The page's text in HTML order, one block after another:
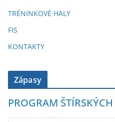
TRÉNINKOVÉ HALY
FIS
KONTAKTY
Zápasy
PROGRAM ŠTÍRSKÝCH